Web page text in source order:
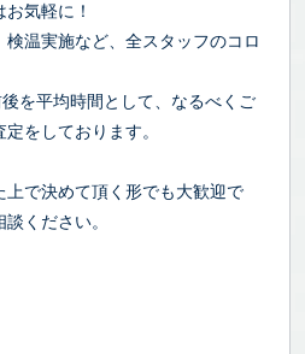
気軽に！
温実施など、全スタッフのコロ
を平均時間として、なるべくご
をしております。
で決めて頂く形でも大歓迎で
ください。